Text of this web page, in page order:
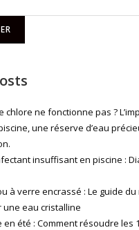
chlore ne fonctionne pas ?
une réserve d’eau
insuffisant en piscine :
à verre encrassé : Le guide
une eau cristalline
en été : Comment résoudre les